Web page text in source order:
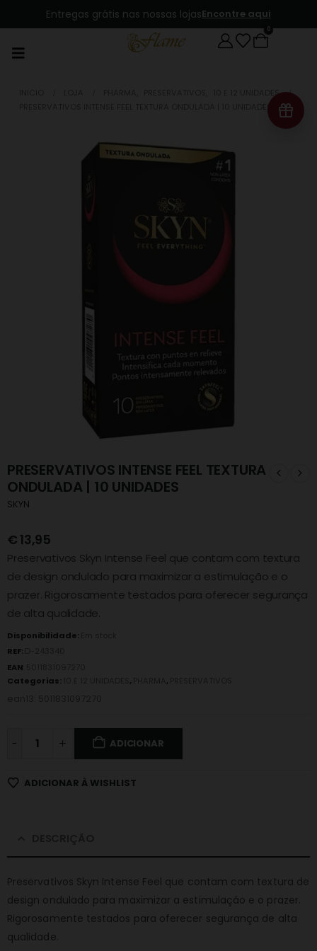
Entregas grátis nas nossas lojasEncontre aqui
0
10 E 12 UNIDADES
PRESERVATIVOS INTENSE FEEL TEXTURA ONDULADA | 10 UNIDADES
PRESERVATIVOS INTENSE FEEL TEXTURA
ONDULADA | 10 UNIDADES
SKYN
€ 13,95
Preservativos Skyn Intense Feel que contam com textura
de design ondulado para maximizar a estimulação e o
prazer. Rigorosamente testados para oferecer segurança
de alta qualidade.
Disponibilidade:
REF:
EAN
Categorias:
, ,
- ADICIONAR
ADICIONAR À WISHLIST
Preservativos Skyn Intense Feel que contam com textura de
design ondulado para maximizar a estimulação e o prazer.
Rigorosamente testados para oferecer segurança de alta
qualidade.